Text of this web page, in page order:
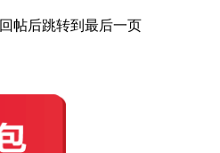
回帖后跳转到最后一页